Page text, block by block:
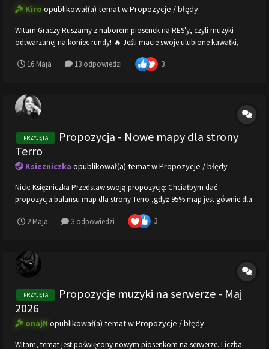
Kiro opublikował(a) temat wPropozycje / błędy
Witam Graczy Ruszamy z naborem piosenek na RES'y, czyli muzyki
odtwarzanej na koniec rundy! 🔥 Jeśli macie swoje ulubione kawałki,
Wybrane utwory zostaną dodane na wszystkie nasze serwery. 🎧 Aby
16 Maja 13 odpowiedzi 3
PRZYJĘTA
Propozycja - Nowe mapy dla strony
Terro
Ksiezniczka opublikował(a) temat wPropozycje / błędy
Nick: Księżniczka Przedstaw swoją propozycję: Chciałbym dać
propozycja balansu map dla strony Terro ,gdyż 95% map jest gównie dla
https://steamcommunity.com/sharedfiles/filedetails/?id...
2 Maja 3 odpowiedzi 3
PRZYJĘTA
Propozycje muzyki na serwerze - Maj
2026
onajN opublikował(a) temat wPropozycje / błędy
Witam, temat jest poświęcony nowym piosenkom na serwerze. Liczba